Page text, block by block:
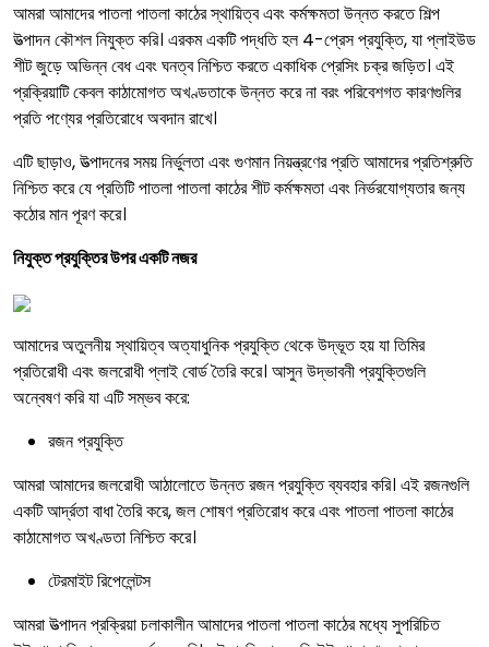
আমরা আমাদের পাতলা পাতলা কাঠের স্থায়িত্ব এবং কর্মক্ষমতা উন্নত করতে শিল্প
উত্পাদন কৌশল নিযুক্ত করি। এরকম একটি পদ্ধতি হল 4-প্রেস প্রযুক্তি, যা প্লাইউড
শীট জুড়ে অভিন্ন বেধ এবং ঘনত্ব নিশ্চিত করতে একাধিক প্রেসিং চক্র জড়িত। এই
প্রক্রিয়াটি কেবল কাঠামোগত অখণ্ডতাকে উন্নত করে না বরং পরিবেশগত কারণগুলির
প্রতি পণ্যের প্রতিরোধে অবদান রাখে।
এটি ছাড়াও, উত্পাদনের সময় নির্ভুলতা এবং গুণমান নিয়ন্ত্রণের প্রতি আমাদের প্রতিশ্রুতি
নিশ্চিত করে যে প্রতিটি পাতলা পাতলা কাঠের শীট কর্মক্ষমতা এবং নির্ভরযোগ্যতার জন্য
কঠোর মান পূরণ করে।
নিযুক্ত প্রযুক্তির উপর একটি নজর
আমাদের অতুলনীয় স্থায়িত্ব অত্যাধুনিক প্রযুক্তি থেকে উদ্ভূত হয় যা তিমির
প্রতিরোধী এবং জলরোধী প্লাই বোর্ড তৈরি করে। আসুন উদ্ভাবনী প্রযুক্তিগুলি
অন্বেষণ করি যা এটি সম্ভব করে:
রজন প্রযুক্তি
আমরা আমাদের জলরোধী আঠালোতে উন্নত রজন প্রযুক্তি ব্যবহার করি। এই রজনগুলি
একটি আর্দ্রতা বাধা তৈরি করে, জল শোষণ প্রতিরোধ করে এবং পাতলা পাতলা কাঠের
কাঠামোগত অখণ্ডতা নিশ্চিত করে।
টেরমাইট রিপেলেন্টস
আমরা উত্পাদন প্রক্রিয়া চলাকালীন আমাদের পাতলা পাতলা কাঠের মধ্যে সুপরিচিত